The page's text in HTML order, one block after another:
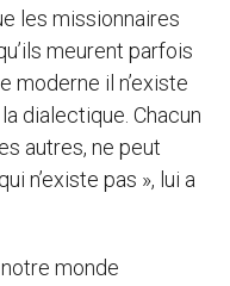
les missionnaires
meurent parfois
moderne il n’existe
dialectique. Chacun
autres, ne peut
n’existe pas », lui a
monde